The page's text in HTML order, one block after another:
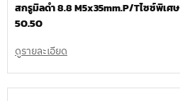
สกรูมิลดำ 8.8 M5x35mm.P/Tไซซ์พิเศษ
50.50
ดูรายละเอียด